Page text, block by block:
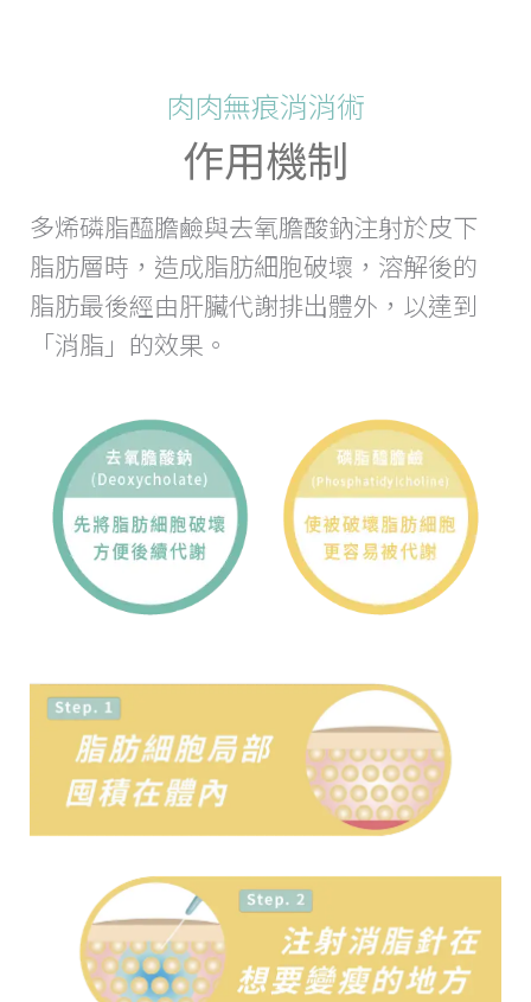
肉肉無痕消消術
作用機制
多烯磷脂醯膽鹼與去氧膽酸鈉注射於皮下
脂肪層時，造成脂肪細胞破壞，溶解後的
脂肪最後經由肝臟代謝排出體外，以達到
「消脂」的效果。